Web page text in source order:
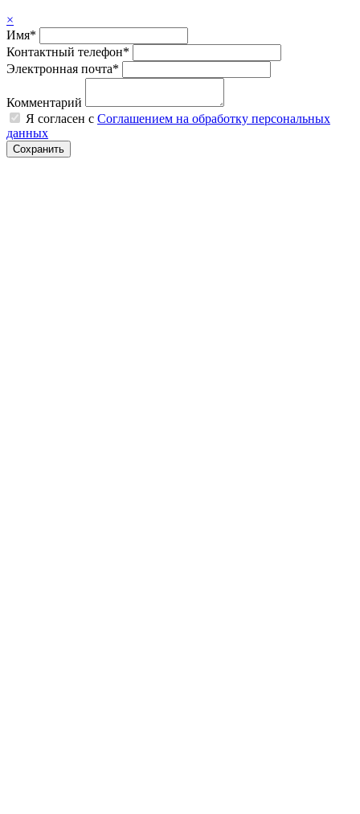
×
Имя*
Контактный телефон*
Электронная почта*
Комментарий
Я согласен с Соглашением на обработку персональных
данных